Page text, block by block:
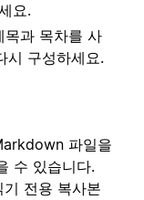
요.
목과 목차를 사
시 구성하세요.
파일을
수 있습니다.
전용 복사본